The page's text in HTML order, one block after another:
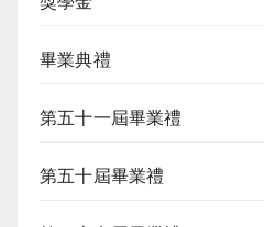
畢業典禮
第五十一屆畢業禮
第五十屆畢業禮